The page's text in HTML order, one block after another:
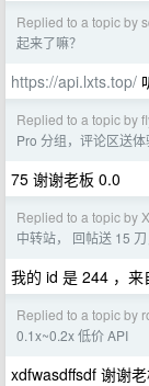
Replied to a topic by
起来了嘛？
https://api.lxts.top/
Replied to a topic by
Pro 分组，评论区送
75 谢谢老板 0.0
Replied to a topic by
中转站， 回帖送 15
我的 id 是 244 ，来
Replied to a topic by
0.1x~0.2x 低价 API
xdfwasdffsdf 谢谢